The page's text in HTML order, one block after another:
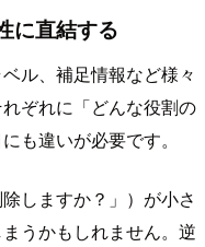
に直結する
ル、補足情報など様々
ぞれに「どんな役割の
も違いが必要です。
しますか？」）が小さ
うかもしれません。逆